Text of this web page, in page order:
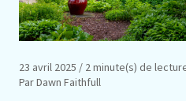
23 avril 2025 / 2 minute(s) de
Par Dawn Faithfull